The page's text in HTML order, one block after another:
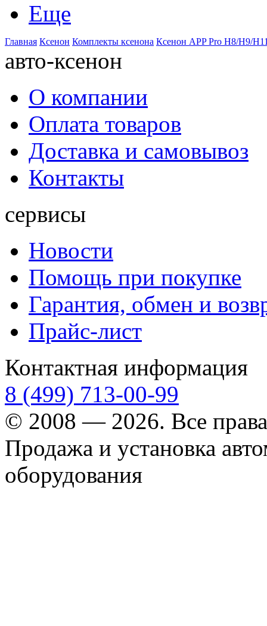
Еще
Главная Ксенон Комплекты ксенона Ксенон APP Pro H8/H9/
авто-ксенон
О компании
Оплата товаров
Доставка и самовывоз
Контакты
сервисы
Новости
Помощь при покупке
Гарантия, обмен и
Прайс-лист
Контактная информация
8 (499) 713-00-99
© 2008 — 2026. Все
Продажа и установка
оборудования